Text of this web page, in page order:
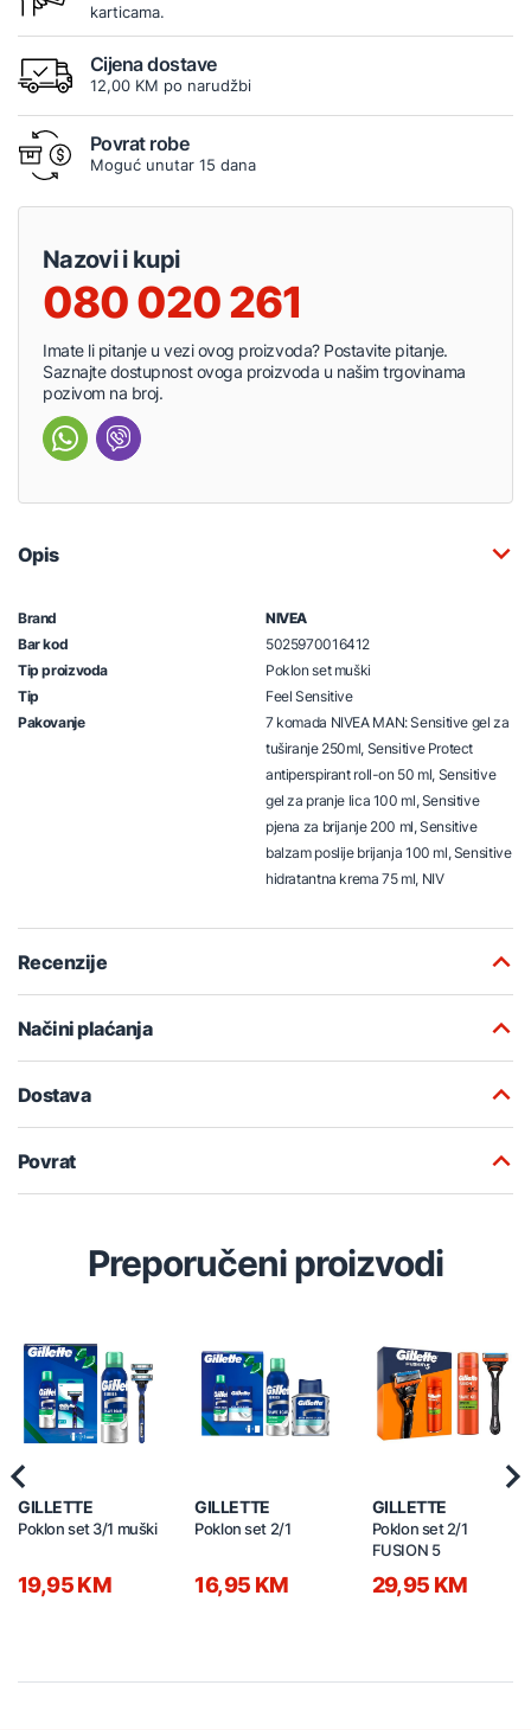
karticama.
Cijena dostave
12,00 KM po narudžbi
Povrat robe
Moguć unutar 15 dana
Nazovi i kupi
080 020 261
Imate li pitanje u vezi ovog proizvoda? Postavite pitanje.
Saznajte dostupnost ovoga proizvoda u našim trgovinama
pozivom na broj.
Opis
Brand
NIVEA
Bar kod
5025970016412
Tip proizvoda
Poklon set muški
Tip
Feel Sensitive
Pakovanje
7 komada NIVEA MAN: Sensitive gel za
tuširanje 250ml, Sensitive Protect
antiperspirant roll-on 50 ml, Sensitive
gel za pranje lica 100 ml, Sensitive
pjena za brijanje 200 ml, Sensitive
balzam poslije brijanja 100 ml, Sensitive
hidratantna krema 75 ml, NIV
Recenzije
Načini plaćanja
Dostava
Povrat
Preporučeni proizvodi
GILLETTE
Poklon set 3/1 muški
19,95 KM
GILLETTE
Poklon set 2/1
16,95 KM
GILLETTE
Poklon set 2/1
FUSION 5
29,95 KM
Previous